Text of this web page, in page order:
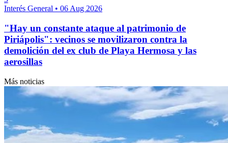
Interés General • 06 Aug 2026
"Hay un constante ataque al patrimonio de
Piriápolis": vecinos se movilizaron contra la
demolición del ex club de Playa Hermosa y las
aerosillas
Más noticias